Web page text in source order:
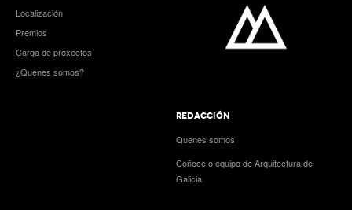
Localización
Premios
Carga de proxectos
¿Quenes somos?
REDACCIÓN
Quenes somos
Coñece o equipo de Arquitectura de
Galicia